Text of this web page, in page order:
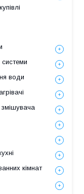
води
кімнат